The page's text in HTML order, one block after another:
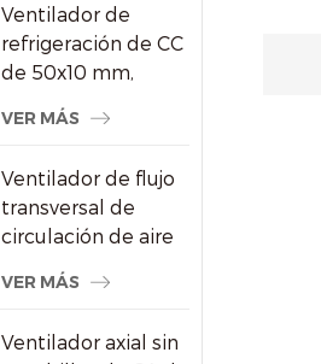
Ventilador de
refrigeración de CC
de 50x10 mm,
escobillas de alta
RPM para
pequeños
dispositivos
electrónicos
VER MÁS
Ventilador de flujo
transversal de
circulación de aire
ahorro de energía
VER MÁS
Ventilador axial sin